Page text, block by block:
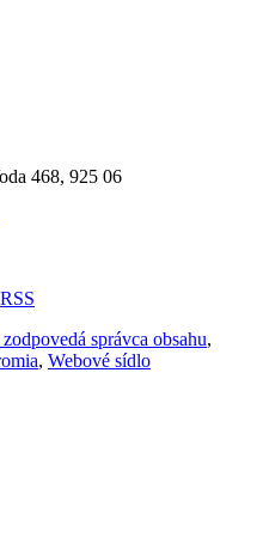
468, 925 06
RSS
správca obsahu,
, Webové sídlo